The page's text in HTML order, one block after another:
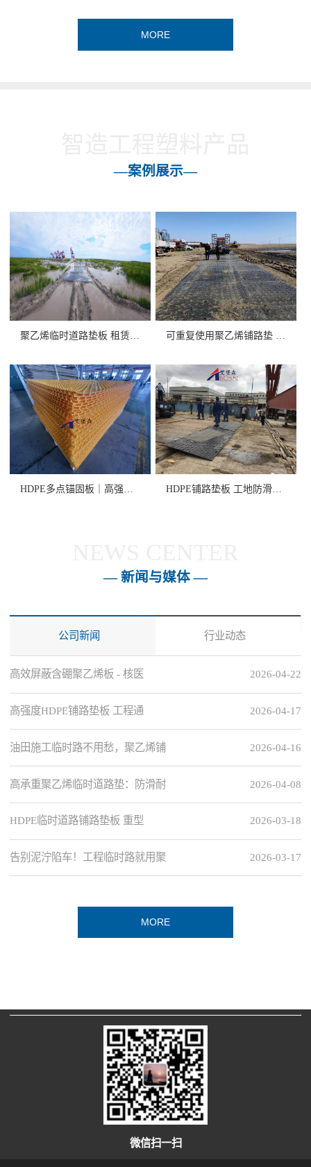
MORE
—案例展示—
聚乙烯临时道路垫板 租赁/销售 可重复使用聚乙烯铺路垫 高承重
— 新闻与媒体 —
公司新闻 行业动态
2026-04-22
高效屏蔽含硼聚乙烯板 - 核医
2026-04-17
高强度HDPE铺路垫板 工程通
2026-04-16
油田施工临时路不用愁，聚乙烯铺
2026-04-08
高承重聚乙烯临时道路垫：防滑耐
2026-03-18
HDPE临时道路铺路垫板 重型
2026-03-17
告别泥泞陷车！工程临时路就用聚
MORE
微信扫一扫